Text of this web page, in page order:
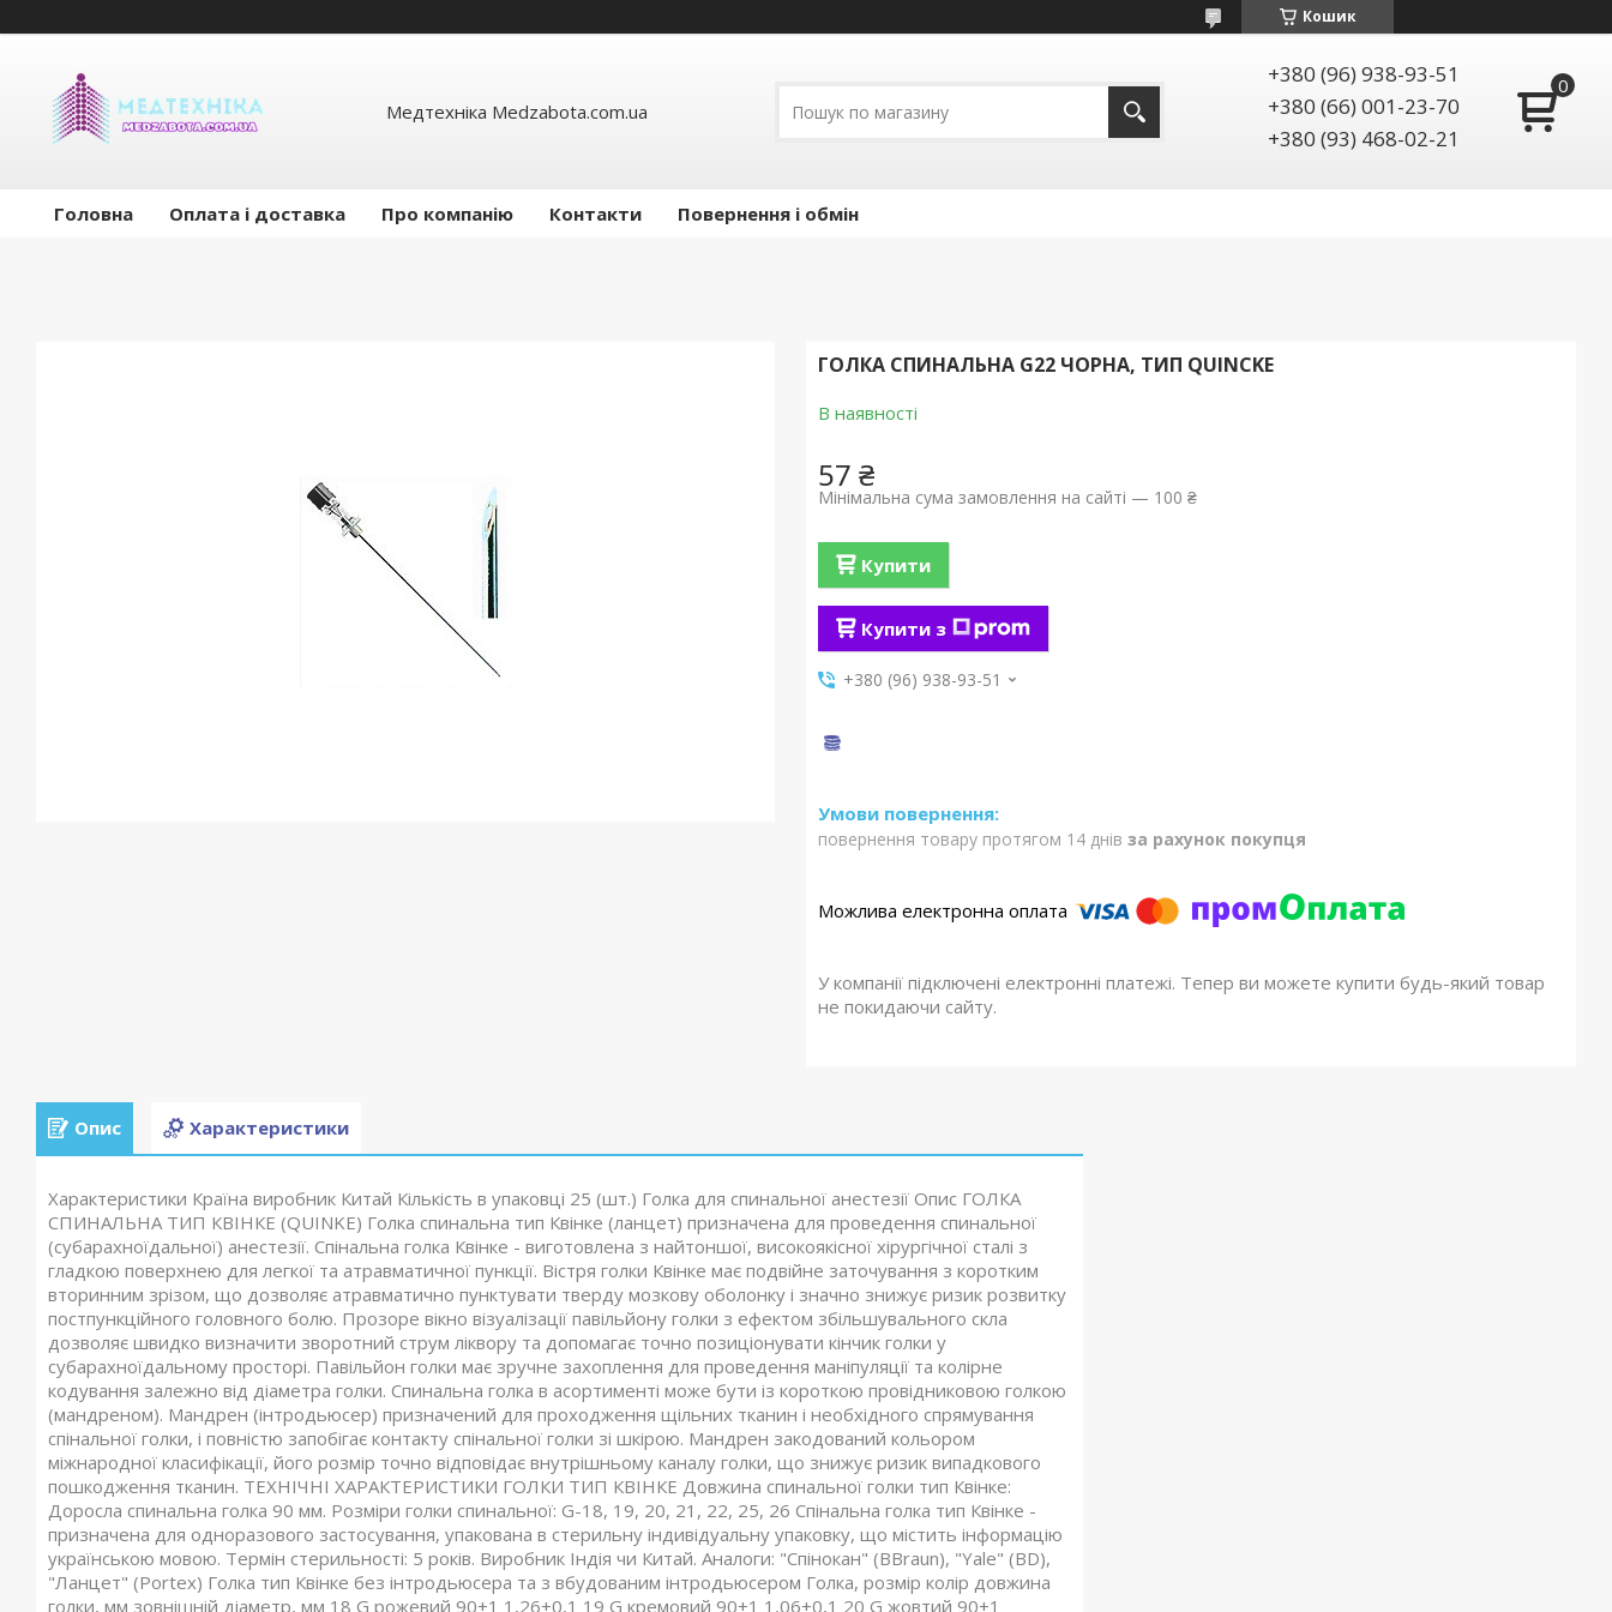
Кошик
Медтехніка Medzabota.com.ua
+380 (96) 938-93-51
+380 (66) 001-23-70
+380 (93) 468-02-21
Головна Оплата і доставка Про компанію Контакти Повернення і обмін
ГОЛКА СПИНАЛЬНА G22 ЧОРНА, ТИП QUINCKE
В наявності
57 ₴
Мінімальна сума замовлення на сайті — 100 ₴
Купити
Купити з
+380 (96) 938-93-51
повернення товару протягом 14 днів за рахунок покупця
У компанії підключені електронні платежі. Тепер ви можете купити будь-який товар
не покидаючи сайту.
Опис Характеристики
Характеристики Країна виробник Китай Кількість в упаковці 25 (шт.) Голка для спинальної анестезії Опис ГОЛКА
СПИНАЛЬНА ТИП КВІНКЕ (QUINKE) Голка спинальна тип Квінке (ланцет) призначена для проведення спинальної
(субарахноїдальної) анестезії. Спінальна голка Квінке - виготовлена з найтоншої, високоякісної хірургічної сталі з
гладкою поверхнею для легкої та атравматичної пункції. Вістря голки Квінке має подвійне заточування з коротким
вторинним зрізом, що дозволяє атравматично пунктувати тверду мозкову оболонку і значно знижує ризик розвитку
постпункційного головного болю. Прозоре вікно візуалізації павільйону голки з ефектом збільшувального скла
дозволяє швидко визначити зворотний струм ліквору та допомагає точно позиціонувати кінчик голки у
субарахноїдальному просторі. Павільйон голки має зручне захоплення для проведення маніпуляції та колірне
кодування залежно від діаметра голки. Спинальна голка в асортименті може бути із короткою провідниковою голкою
(мандреном). Мандрен (інтродьюсер) призначений для проходження щільних тканин і необхідного спрямування
спінальної голки, і повністю запобігає контакту спінальної голки зі шкірою. Мандрен закодований кольором
міжнародної класифікації, його розмір точно відповідає внутрішньому каналу голки, що знижує ризик випадкового
пошкодження тканин. ТЕХНІЧНІ ХАРАКТЕРИСТИКИ ГОЛКИ ТИП КВІНКЕ Довжина спинальної голки тип Квінке:
Доросла спинальна голка 90 мм. Розміри голки спинальної: G-18, 19, 20, 21, 22, 25, 26 Спінальна голка тип Квінке -
призначена для одноразового застосування, упакована в стерильну індивідуальну упаковку, що містить інформацію
українською мовою. Термін стерильності: 5 років. Виробник Індія чи Китай. Аналоги: "Спінокан" (BBraun), "Yale" (BD),
"Ланцет" (Portex) Голка тип Квінке без інтродьюсера та з вбудованим інтродьюсером Голка, розмір колір довжина
голки, мм зовнішній діаметр, мм 18 G рожевий 90±1 1,26±0,1 19 G кремовий 90±1 1,06±0,1 20 G жовтий 90±1